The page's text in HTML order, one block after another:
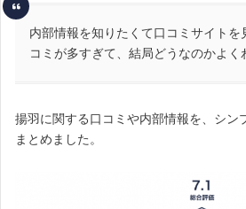
内部情報を知りたくて口コミサイトを
コミが多すぎて、結局どうなのかよく
揚羽に関する口コミや内部情報を、シン
まとめました。